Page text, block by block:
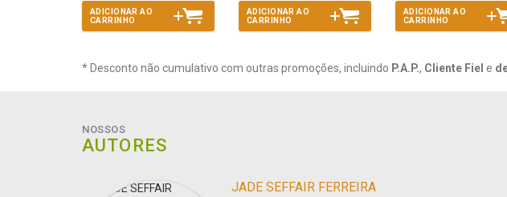
ADICIONAR AO
CARRINHO
ADICIONAR AO
CARRINHO
ADICIONAR AO
CARRINHO
* Desconto não cumulativo com outras promoções, incluindo P.A.P., Cliente Fiel e
NOSSOS
AUTORES
JADE SEFFAIR FERREIRA